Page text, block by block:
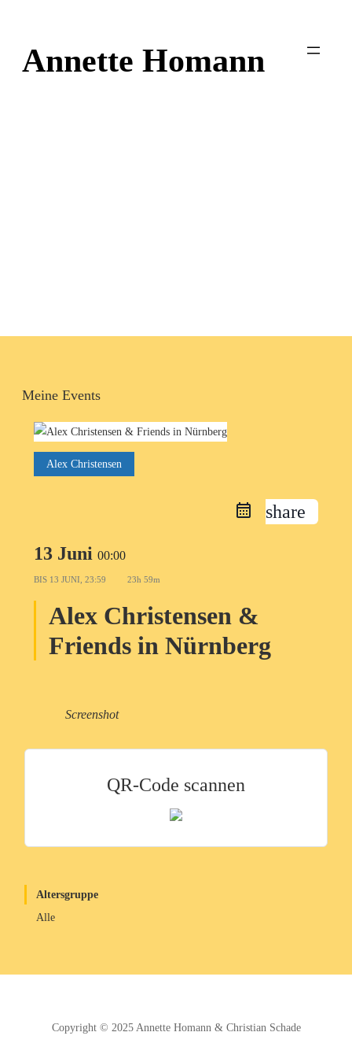
Inhalt
springenAnnette Homann
Meine Events
Alex Christensen
share
13 Juni 00:00
BIS 13 JUNI, 23:59 23h 59m
Alex Christensen &
Friends in Nürnberg
Screenshot
QR-Code scannen
Altersgruppe
Alle
Copyright © 2025 Annette Homann& Christian Schade